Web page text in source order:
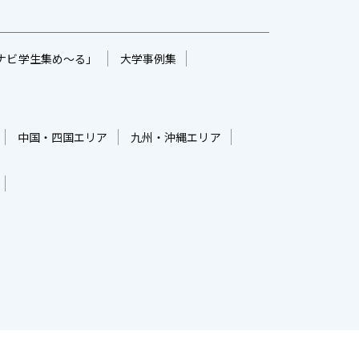
学生集め～る」 大学事例集
中国・四国エリア 九州・沖縄エリア